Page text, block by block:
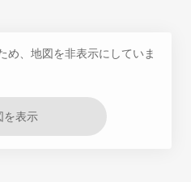
め、地図を非表示にしていま
を表示